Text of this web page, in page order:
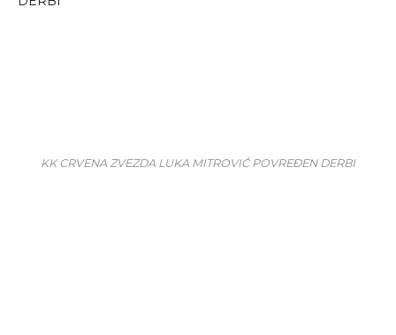
KK CRVENA ZVEZDA LUKA MITROVIĆ POVREĐEN DERBI